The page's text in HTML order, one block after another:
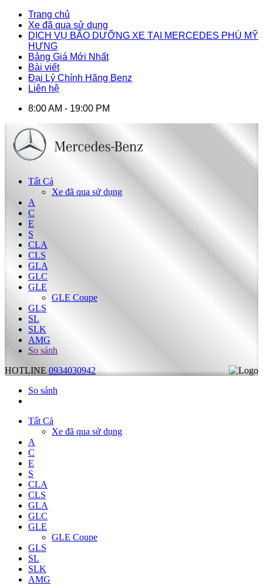
Trang chủ
Xe đã qua sử dụng
DỊCH VỤ BÃO DƯỠNG XE TẠI MERCEDES PHÚ MỸ
HƯNG
Bảng Giá Mới Nhất
Bài viết
Đại Lý Chính Hãng Benz
Liên hệ
8:00 AM - 19:00 PM
Tất Cả
Xe đã qua sử dụng
A
C
E
S
CLA
CLS
GLA
GLC
GLE
GLE Coupe
GLS
SL
SLK
AMG
So sánh
HOTLINE 0934030942
So sánh
Tất Cả
Xe đã qua sử dụng
A
C
E
S
CLA
CLS
GLA
GLC
GLE
GLE Coupe
GLS
SL
SLK
AMG